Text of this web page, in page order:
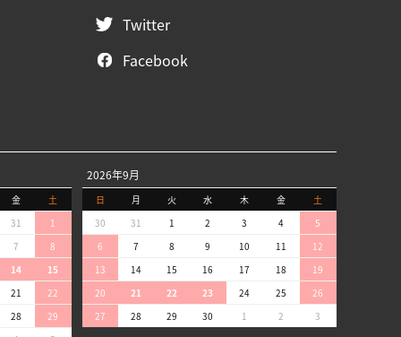
Twitter
Facebook
金
土
31
1
7
8
14
15
21
22
28
29
2026年9月
日 月 火 水 木 金
土
30
31 1 2 3 4
5
6
7 8 9 10 11
12
13
14 15 16 17 18
19
20
21 22 23 24 25
26
27
28 29 30 1 2 3